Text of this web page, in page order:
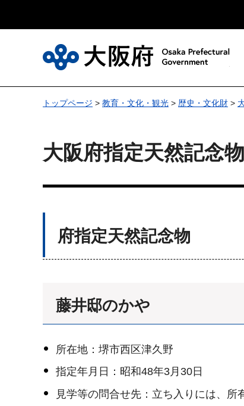
トップページ > 教育・文化・観光 > 歴史・文化財 >
大阪府指定天然記念
府指定天然記念物
藤井邸のかや
所在地：堺市西区津久野
指定年月日：昭和48年3月30日
見学等の問合せ先：立ち入りには、所